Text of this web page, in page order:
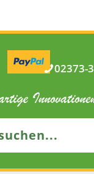
02373-